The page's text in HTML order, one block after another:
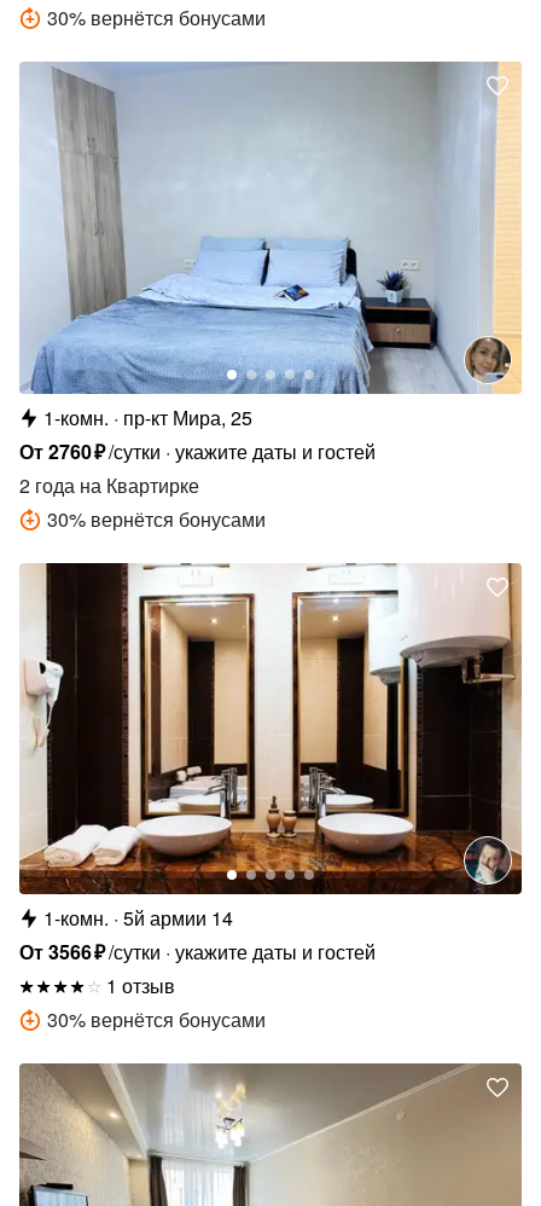
30% вернётся бонусами
1-комн.
пр-кт Мира, 25
От2760₽/сутки укажите даты и гостей
2 года на Квартирке
30% вернётся бонусами
1-комн. 5й армии 14
От3566₽/сутки укажите даты и гостей
1 отзыв
30% вернётся бонусами